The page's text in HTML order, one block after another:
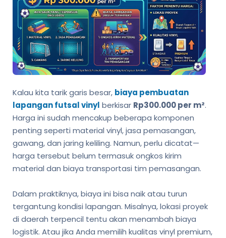
Kalau kita tarik garis besar, biaya pembuatan
lapangan futsal vinyl berkisar Rp300.000 per m².
Harga ini sudah mencakup beberapa komponen
penting seperti material vinyl, jasa pemasangan,
gawang, dan jaring keliling. Namun, perlu dicatat—
harga tersebut belum termasuk ongkos kirim
material dan biaya transportasi tim pemasangan.
Dalam praktiknya, biaya ini bisa naik atau turun
tergantung kondisi lapangan. Misalnya, lokasi proyek
di daerah terpencil tentu akan menambah biaya
logistik. Atau jika Anda memilih kualitas vinyl premium,